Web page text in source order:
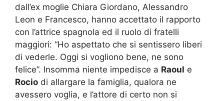
dall’ex moglie Chiara Giordano, Alessandro
Leon e Francesco, hanno accettato il rapporto
con l’attrice spagnola ed il ruolo di fratelli
maggiori: “Ho aspettato che si sentissero liberi
di vederle. Oggi si vogliono bene, ne sono
felice”. Insomma niente impedisce a Raoul e
Rocio di allargare la famiglia, qualora ne
avessero voglia, e l’attore di certo non si